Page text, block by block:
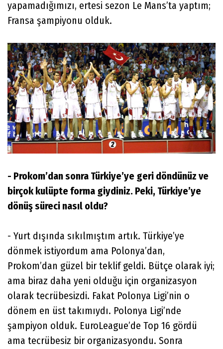
yapamadığımızı, ertesi sezon Le Mans’ta yaptım;
Fransa şampiyonu olduk.
- Prokom’dan sonra Türkiye’ye geri döndünüz ve
birçok kulüpte forma giydiniz. Peki, Türkiye’ye
dönüş süreci nasıl oldu?
- Yurt dışında sıkılmıştım artık. Türkiye’ye
dönmek istiyordum ama Polonya’dan,
Prokom’dan güzel bir teklif geldi. Bütçe olarak iyi;
ama biraz daha yeni olduğu için organizasyon
olarak tecrübesizdi. Fakat Polonya Ligi’nin o
dönem en üst takımıydı. Polonya Ligi’nde
şampiyon olduk. EuroLeague’de Top 16 gördü
ama tecrübesiz bir organizasyondu. Sonra